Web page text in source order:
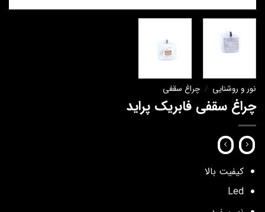
نور و روشنایی / چراغ سقفی
چراغ سقفی فابریک پراید
کیفیت بالا
Led